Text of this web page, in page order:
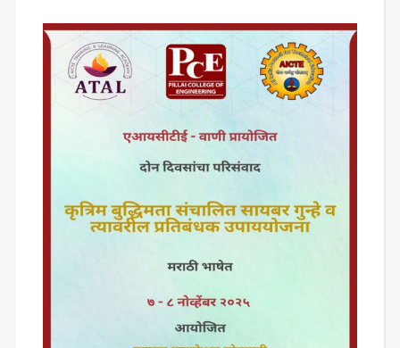
Admission Enquiry
Full Name *
*
What Program are you interested in?